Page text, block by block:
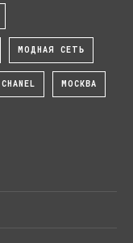
МОДНАЯ СЕТЬ
CHANEL МОСКВА